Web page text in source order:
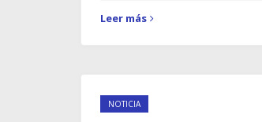
Leer más
NOTICIA